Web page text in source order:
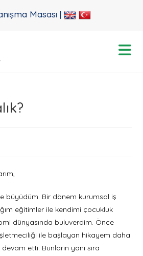
Masası |
büyüdüm. Bir dönem kurumsal iş
eğitimler ile kendimi çocukluk
dünyasında buluverdim. Önce
ile başlayan hikayem daha
etti. Bunların yanı sıra